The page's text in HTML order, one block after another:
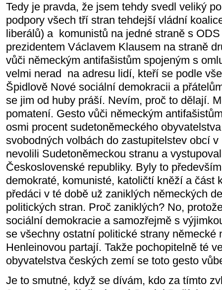
Tedy je pravda, že jsem tehdy svedl veliký
podpory všech tří stran tehdejší vládní
liberálů) a komunistů na jedné straně s
prezidentem Václavem Klausem na straně
vůči německým antifašistům spojeným s
velmi nerad na adresu lidí, kteří se podle
Špidlově Nové sociální demokracii a
se jim od huby práší. Nevím, proč to dělají.
pomatení. Gesto vůči německým
osmi procent sudetoněmeckého
svobodných volbách do zastupitelstev obcí
nevolili Sudetoněmeckou stranu a
Československé republiky. Byly to
demokraté, komunisté, katoličtí kněží a část
předáci v té době už zaniklých německých
politických stran. Proč zaniklých? No,
sociální demokracie a samozřejmě s
se všechny ostatní politické strany německé
Henleinovou partají. Takže pochopitelně té
obyvatelstva českých zemí se toto gesto
Je to smutné, když se dívám, kdo za tímto